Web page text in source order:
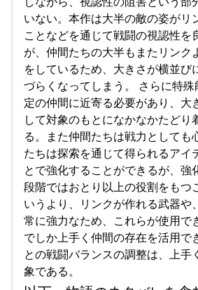
いない。本作は大半の敵の姿がリ
ことなどを通じて戦闘の視認性を
が、仲間たちの大半もまたリンク
をしているため、大きさが横並び
づらくなってしまう。 さらに特
定の仲間に近寄る必要があり、大
して対象のもとになかなかたどり
る。また仲間たちは戦力としても
たちは探索を通じて得られるアイ
とで強化することができるが、強
段階ではおとり以上の役割をもつ
いうより、リンクが作れる武器や
常に強力なため、これらが使用で
でしか上手く仲間の存在を活用で
との戦闘バランスの調整は、上手
象である。